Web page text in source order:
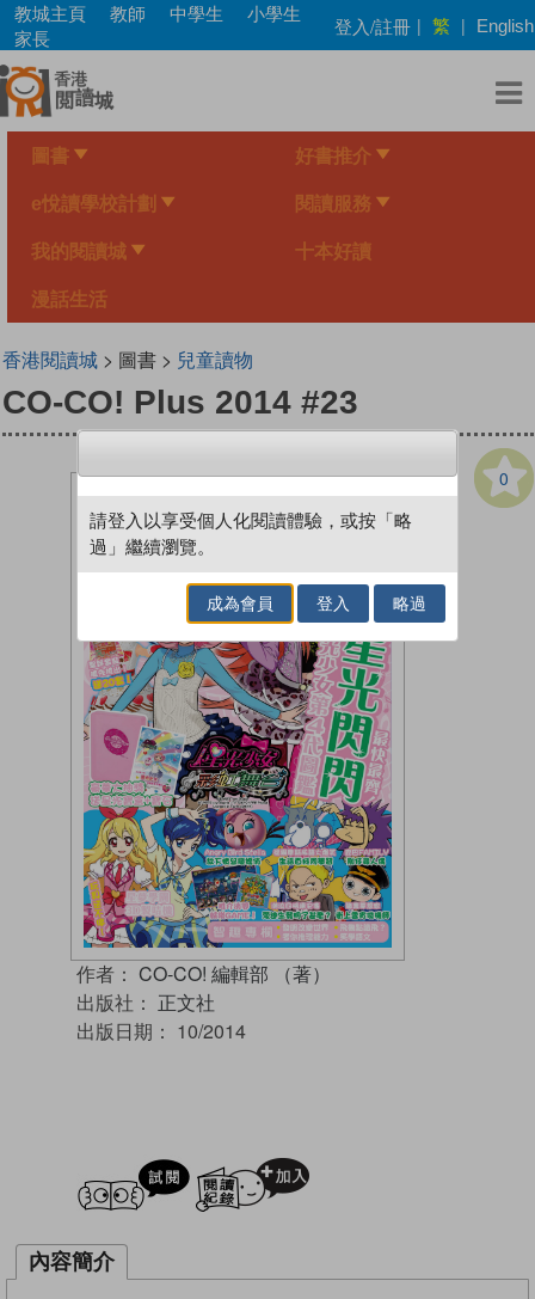
Skip
main
content
教城主頁 教師 中學生
小學生
家長
登入/註冊 | 繁 | English
圖書 好書推介
e悅讀學校計劃 閱讀服務
我的閱讀城 十本好讀
漫話生活
香港閱讀城> 圖書 > 兒童讀物
CO-CO! Plus 2014 #23
0
作者： CO-CO! 編輯部 （著）
出版社： 正文社
出版日期： 10/2014
試閲
內容簡介
請登入以享受個人化閱讀體驗，或按「略
過」繼續瀏覽。
成為會員 登入 略過